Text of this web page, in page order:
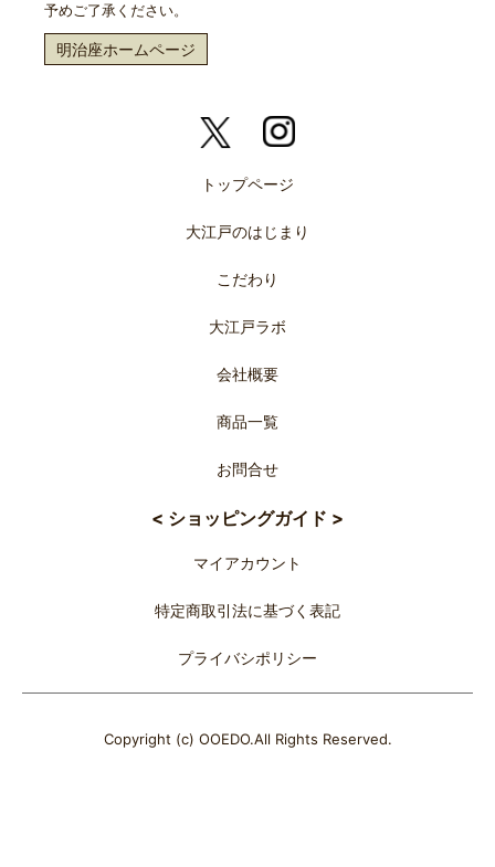
予めご了承ください。
明治座ホームページ
トップページ
大江戸のはじまり
こだわり
大江戸ラボ
会社概要
商品一覧
お問合せ
< ショッピングガイド >
マイアカウント
特定商取引法に基づく表記
プライバシポリシー
Copyright (c) OOEDO.All Rights Reserved.